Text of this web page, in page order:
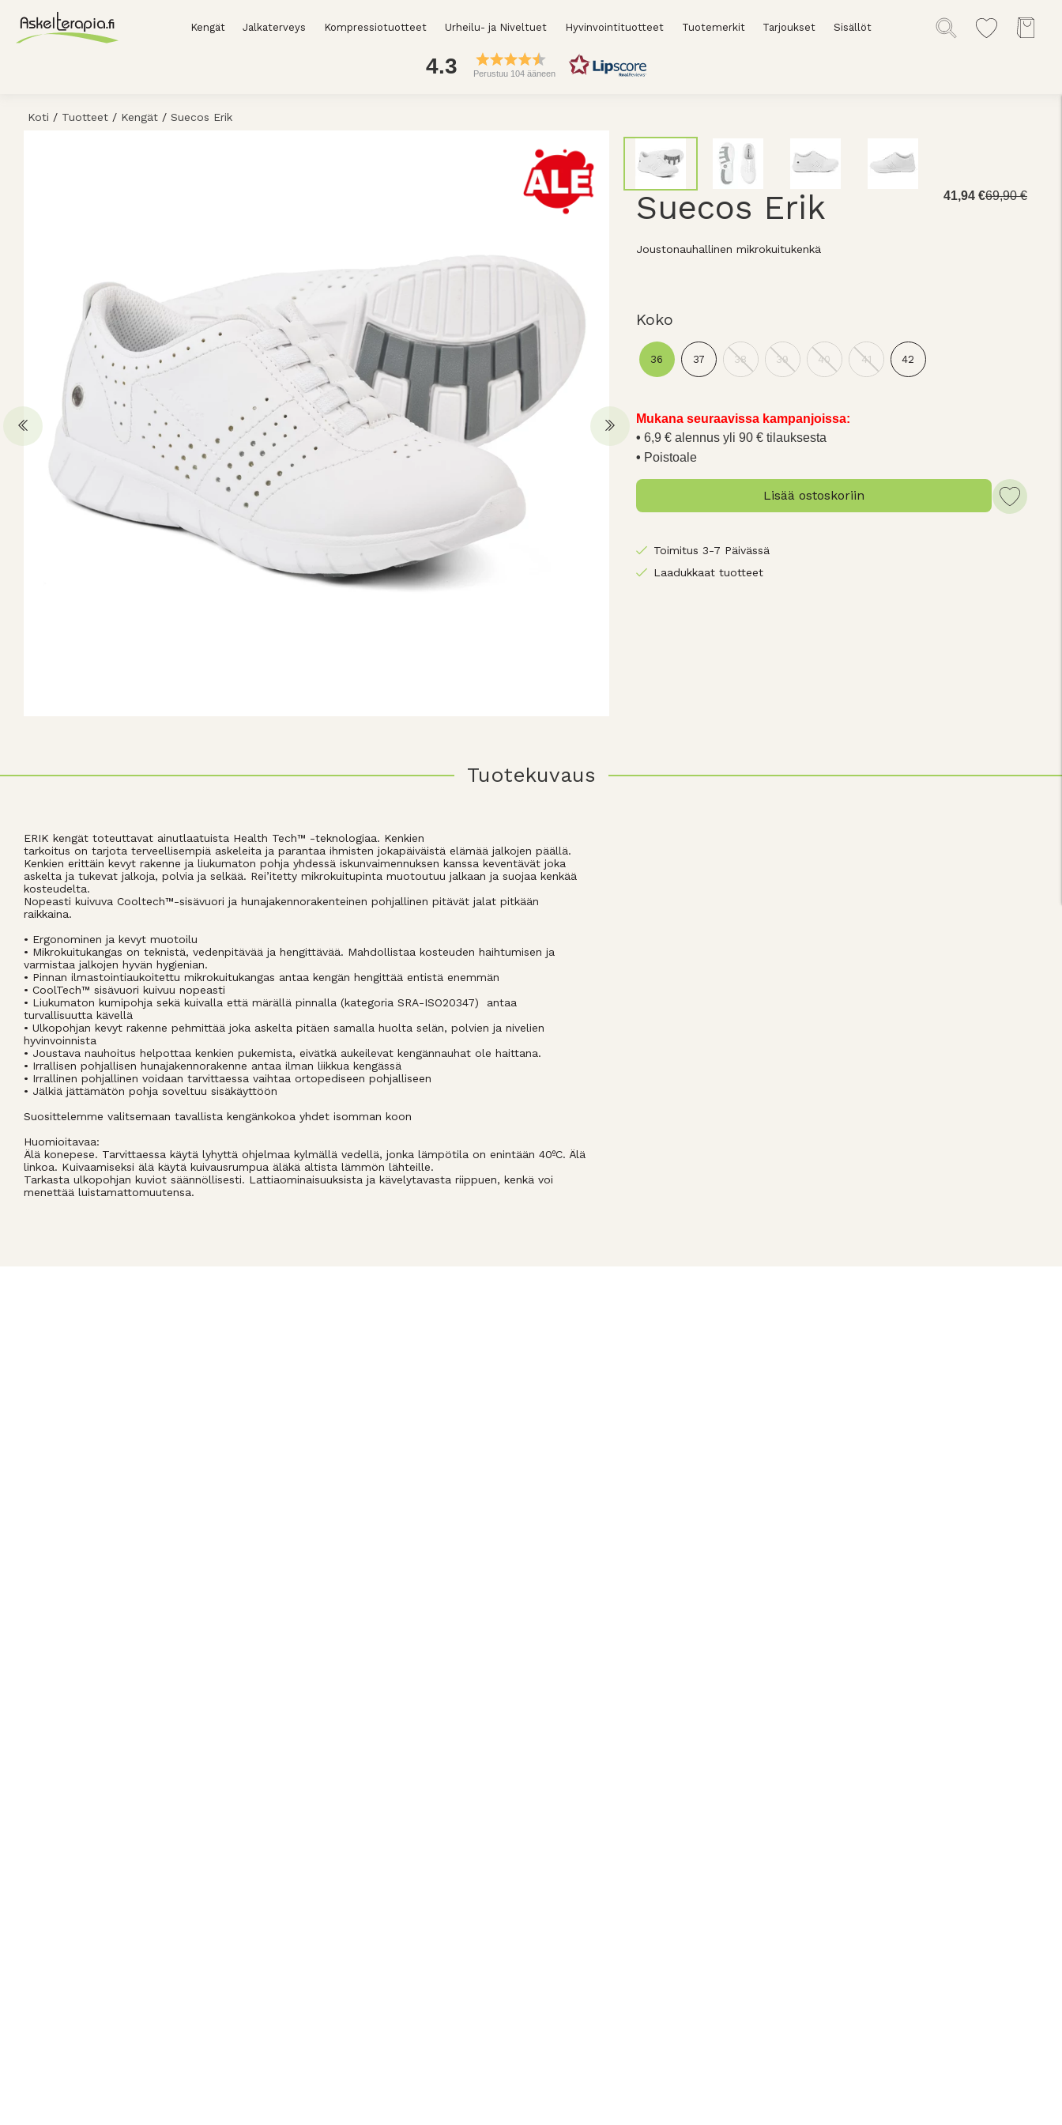
Kengät Jalkaterveys Kompressiotuotteet Urheilu- ja Niveltuet Hyvinvointituotteet Tuotemerkit Tarjoukset Sisällöt
4.3 Perustuu 104 ääneen
Koti / Tuotteet / Kengät / Suecos Erik
Suecos Erik 41,94 €69,90 €
Joustonauhallinen mikrokuitukenkä
Koko
36 37 38 39 40 41 42
Mukana seuraavissa kampanjoissa:
6,9 € alennus yli 90 € tilauksesta
Poistoale
Lisää ostoskoriin
Toimitus 3-7 Päivässä
Laadukkaat tuotteet
Tuotekuvaus
ERIK kengät toteuttavat ainutlaatuista Health Tech™ -teknologiaa. Kenkien
tarkoitus on tarjota terveellisempiä askeleita ja parantaa ihmisten jokapäiväistä elämää jalkojen päällä.
Kenkien erittäin kevyt rakenne ja liukumaton pohja yhdessä iskunvaimennuksen kanssa keventävät joka
askelta ja tukevat jalkoja, polvia ja selkää. Rei’itetty mikrokuitupinta muotoutuu jalkaan ja suojaa kenkää
kosteudelta.
Nopeasti kuivuva Cooltech™-sisävuori ja hunajakennorakenteinen pohjallinen pitävät jalat pitkään
raikkaina.
• Ergonominen ja kevyt muotoilu
• Mikrokuitukangas on teknistä, vedenpitävää ja hengittävää. Mahdollistaa kosteuden haihtumisen ja
varmistaa jalkojen hyvän hygienian.
• Pinnan ilmastointiaukoitettu mikrokuitukangas antaa kengän hengittää entistä enemmän
• CoolTech™ sisävuori kuivuu nopeasti
• Liukumaton kumipohja sekä kuivalla että märällä pinnalla (kategoria SRA-ISO20347) antaa
turvallisuutta kävellä
• Ulkopohjan kevyt rakenne pehmittää joka askelta pitäen samalla huolta selän, polvien ja nivelien
hyvinvoinnista
• Joustava nauhoitus helpottaa kenkien pukemista, eivätkä aukeilevat kengännauhat ole haittana.
• Irrallisen pohjallisen hunajakennorakenne antaa ilman liikkua kengässä
• Irrallinen pohjallinen voidaan tarvittaessa vaihtaa ortopediseen pohjalliseen
• Jälkiä jättämätön pohja soveltuu sisäkäyttöön
Suosittelemme valitsemaan tavallista kengänkokoa yhdet isomman koon
Huomioitavaa:
Älä konepese. Tarvittaessa käytä lyhyttä ohjelmaa kylmällä vedellä, jonka lämpötila on enintään 40ºC. Älä
linkoa. Kuivaamiseksi älä käytä kuivausrumpua äläkä altista lämmön lähteille.
Tarkasta ulkopohjan kuviot säännöllisesti. Lattiaominaisuuksista ja kävelytavasta riippuen, kenkä voi
menettää luistamattomuutensa.